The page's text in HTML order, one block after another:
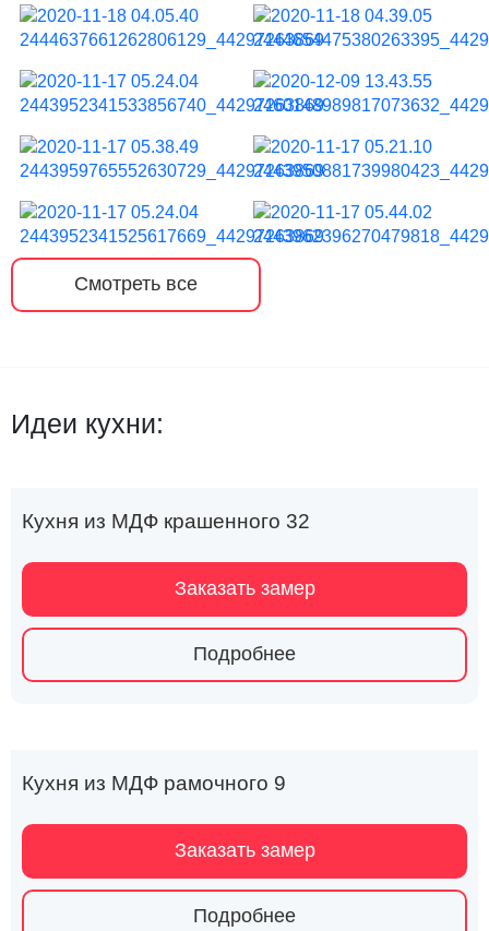
Смотреть все
Идеи кухни:
Кухня из МДФ крашенного 32
Заказать замер
Подробнее
Кухня из МДФ рамочного 9
Заказать замер
Подробнее